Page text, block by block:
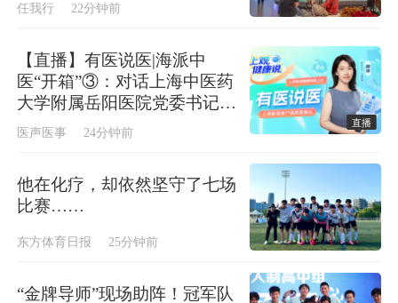
任我行 22分钟前
【直播】有医说医|海派中
医“开箱”③：对话上海中医药
大学附属岳阳医院党委书记姚
政
医声医事 24分钟前
直播
他在化疗，却依然坚守了七场
比赛……
东方体育日报 25分钟前
“金牌导师”现场助阵！冠军队